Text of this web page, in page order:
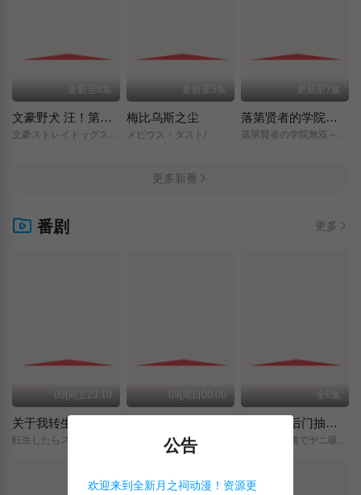
更新至6集
文豪野犬 汪！第二季
文豪ストレイドッグス/わん！２/
更新至5集
梅比乌斯之尘
メビウス・ダスト/
更新至7集
落第贤者的学院无双～第二次转生的S级开外挂魔术师冒险录～
落第賢者の学院無双～二度目の転生、Sランクチート魔術師冒険録～/
更多新番
番剧 更多
09|周五23:10 09|周日00:00 全6集
躲在超市后门抽烟的两人
公告
欢迎来到全新月之祠动漫！资源更